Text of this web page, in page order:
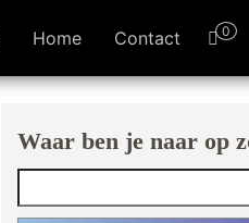
0
Home Contact
Waar ben je naar op